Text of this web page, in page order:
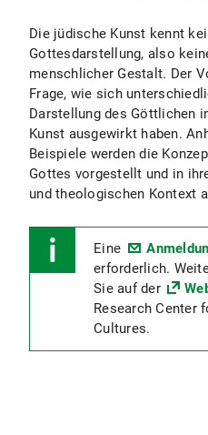
Die jüdische Kunst kennt
Gottesdarstellung, also
menschlicher Gestalt. Der
Frage, wie sich
Darstellung des Göttlichen
Kunst ausgewirkt haben.
Beispiele werden die
Gottes vorgestellt und in
und theologischen Kontext
Eine
erforderlich.
Sie auf der
Research Center
Cultures.